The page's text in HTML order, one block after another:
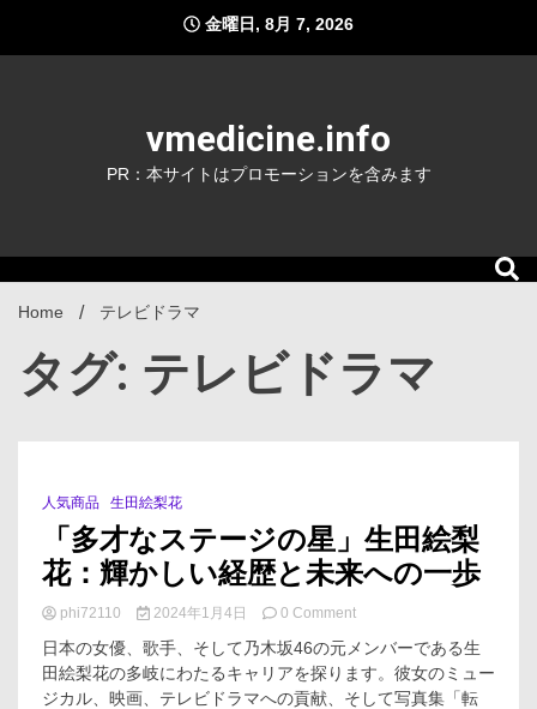
content
金曜日, 8月 7, 2026
vmedicine.info
PR：本サイトはプロモーションを含みます
Home テレビドラマ
タグ: テレビドラマ
3 Minutes
人気商品 生田絵梨花
「多才なステージの星」生田絵梨
花：輝かしい経歴と未来への一歩
phi72110 2024年1月4日 0 Commenton
才
な
ス
日本の女優、歌手、そして乃木坂46の元メンバーである生
田絵梨花の多岐にわたるキャリアを探ります。彼女のミュー
ジカル、映画、テレビドラマへの貢献、そして写真集「転